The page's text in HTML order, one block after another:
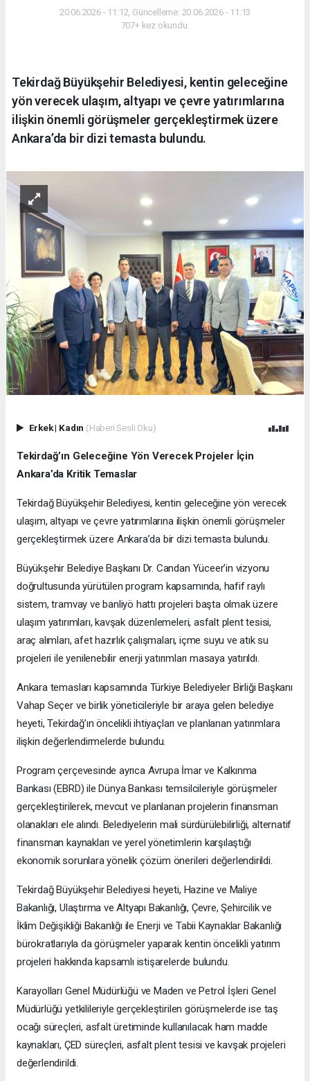
20.06.2026 - 11:12, Güncelleme: 20.06.2026 - 11:13
707+ kez okundu.
Tekirdağ Büyükşehir Belediyesi, kentin geleceğine
yön verecek ulaşım, altyapı ve çevre yatırımlarına
ilişkin önemli görüşmeler gerçekleştirmek üzere
Ankara’da bir dizi temasta bulundu.
Erkek| Kadın (Haberi Sesli Oku)
Tekirdağ’ın Geleceğine Yön Verecek Projeler İçin
Ankara’da Kritik Temaslar
Tekirdağ Büyükşehir Belediyesi, kentin geleceğine yön verecek
ulaşım, altyapı ve çevre yatırımlarına ilişkin önemli görüşmeler
gerçekleştirmek üzere Ankara’da bir dizi temasta bulundu.
Büyükşehir Belediye Başkanı Dr. Candan Yüceer’in vizyonu
doğrultusunda yürütülen program kapsamında, hafif raylı
sistem, tramvay ve banliyö hattı projeleri başta olmak üzere
ulaşım yatırımları, kavşak düzenlemeleri, asfalt plent tesisi,
araç alımları, afet hazırlık çalışmaları, içme suyu ve atık su
projeleri ile yenilenebilir enerji yatırımları masaya yatırıldı.
Ankara temasları kapsamında Türkiye Belediyeler Birliği Başkanı
Vahap Seçer ve birlik yöneticileriyle bir araya gelen belediye
heyeti, Tekirdağ’ın öncelikli ihtiyaçları ve planlanan yatırımlara
ilişkin değerlendirmelerde bulundu.
Program çerçevesinde ayrıca Avrupa İmar ve Kalkınma
Bankası (EBRD) ile Dünya Bankası temsilcileriyle görüşmeler
gerçekleştirilerek, mevcut ve planlanan projelerin finansman
olanakları ele alındı. Belediyelerin mali sürdürülebilirliği, alternatif
finansman kaynakları ve yerel yönetimlerin karşılaştığı
ekonomik sorunlara yönelik çözüm önerileri değerlendirildi.
Tekirdağ Büyükşehir Belediyesi heyeti, Hazine ve Maliye
Bakanlığı, Ulaştırma ve Altyapı Bakanlığı, Çevre, Şehircilik ve
İklim Değişikliği Bakanlığı ile Enerji ve Tabii Kaynaklar Bakanlığı
bürokratlarıyla da görüşmeler yaparak kentin öncelikli yatırım
projeleri hakkında kapsamlı istişarelerde bulundu.
Karayolları Genel Müdürlüğü ve Maden ve Petrol İşleri Genel
Müdürlüğü yetkilileriyle gerçekleştirilen görüşmelerde ise taş
ocağı süreçleri, asfalt üretiminde kullanılacak ham madde
kaynakları, ÇED süreçleri, asfalt plent tesisi ve kavşak projeleri
değerlendirildi.